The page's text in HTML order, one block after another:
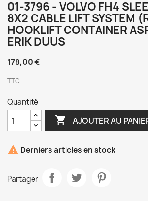
01-3796 - VOLVO FH4
8X2 CABLE LIFT SYSTEM
HOOKLIFT CONTAINER
ERIK DUUS
178,00 €
TTC
Quantité
 AJOUTER AU
 Derniers articles en stock
Partager